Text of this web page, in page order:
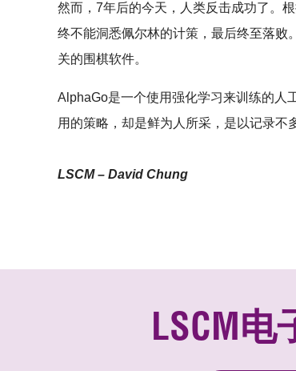
然而，7年后的今天，人类反击成功了。
终不能洞悉佩尔林的计策，最后终至落败
关的围棋软件。
AlphaGo是一个使用强化学习来训练的人
用的策略，却是鲜为人所采，是以记录不
LSCM – David Chung
LSCM电